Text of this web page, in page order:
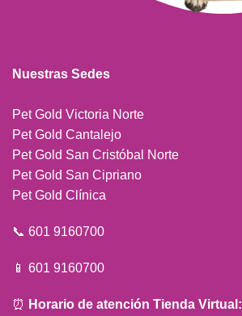
Nuestras Sedes
Pet Gold Victoria Norte
Pet Gold Cantalejo
Pet Gold San Cristóbal Norte
Pet Gold San Cipriano
Pet Gold Clínica
📞 601 9160700
📱 601 9160700
⏰ Horario de atención Tienda Virtual: